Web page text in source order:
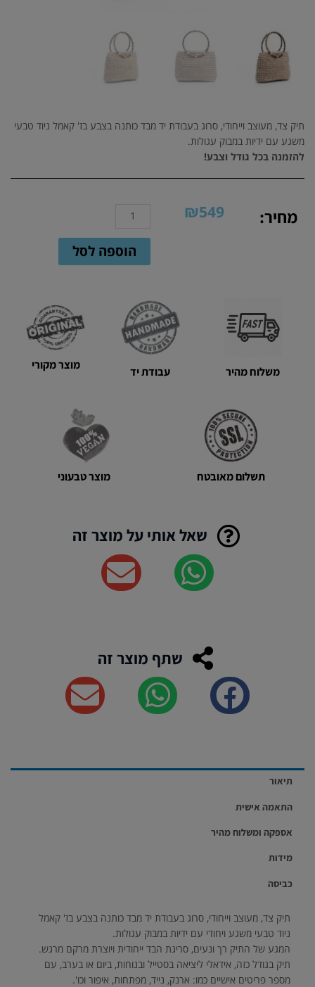
תיק צד, מעוצב וייחודי, סרוג בעבודת יד מבד כותנה בצבע בז' קאמל ניוד טבעי
משגע עם ידיות במבוק עגולות.
להזמנה בכל גודל וצבע!
מחיר: ₪549
כמות
תיק
כתף
במבוק
עגולות
בצבע
ניוד
הוספה לסל
משלוח מהיר עבודת יד מוצר מקורי
תשלום מאובטח מוצר טבעוני
שאל אותי על מוצר זה
שתף מוצר זה
תיאור
התאמה אישית
אספקה ומשלוח מהיר
מידות
כביסה
תיק צד, מעוצב וייחודי, סרוג בעבודת יד מבד כותנה בצבע בז' קאמל
ניוד טבעי משגע ויחודי עם ידיות במבוק עגולות.
המגע של התיק רך ונעים, סריגת הבד ייחודית ויוצרת מרקם מרגש.
תיק בגודל כזה, אידאלי ליציאה בסטייל ובנוחות, ביום או בערב, עם
מספר פריטים אישיים כמו: ארנק, נייד, מפתחות, איפור וכו'.